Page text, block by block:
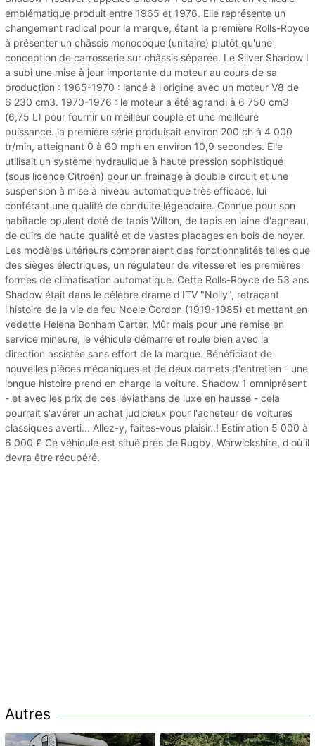
emblématique produit entre 1965 et 1976. Elle représente un
changement radical pour la marque, étant la première Rolls-Royce
à présenter un châssis monocoque (unitaire) plutôt qu'une
conception de carrosserie sur châssis séparée. Le Silver Shadow I
a subi une mise à jour importante du moteur au cours de sa
production : 1965-1970 : lancé à l'origine avec un moteur V8 de
6 230 cm3. 1970-1976 : le moteur a été agrandi à 6 750 cm3
(6,75 L) pour fournir un meilleur couple et une meilleure
puissance. la première série produisait environ 200 ch à 4 000
tr/min, atteignant 0 à 60 mph en environ 10,9 secondes. Elle
utilisait un système hydraulique à haute pression sophistiqué
(sous licence Citroën) pour un freinage à double circuit et une
suspension à mise à niveau automatique très efficace, lui
conférant une qualité de conduite légendaire. Connue pour son
habitacle opulent doté de tapis Wilton, de tapis en laine d'agneau,
de cuirs de haute qualité et de vastes placages en bois de noyer.
Les modèles ultérieurs comprenaient des fonctionnalités telles que
des sièges électriques, un régulateur de vitesse et les premières
formes de climatisation automatique. Cette Rolls-Royce de 53 ans
Shadow était dans le célèbre drame d'ITV "Nolly", retraçant
l'histoire de la vie de feu Noele Gordon (1919-1985) et mettant en
vedette Helena Bonham Carter. Mûr mais pour une remise en
service mineure, le véhicule démarre et roule bien avec la
direction assistée sans effort de la marque. Bénéficiant de
nouvelles pièces mécaniques et de deux carnets d'entretien - une
longue histoire prend en charge la voiture. Shadow 1 omniprésent
- et avec les prix de ces léviathans de luxe en hausse - cela
pourrait s'avérer un achat judicieux pour l'acheteur de voitures
classiques averti... Allez-y, faites-vous plaisir..! Estimation 5 000 à
6 000 £ Ce véhicule est situé près de Rugby, Warwickshire, d'où il
devra être récupéré.
Autres